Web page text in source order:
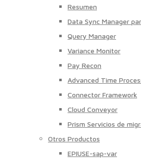
Resumen
Data Sync Manager
Query Manager
Variance Monitor
Pay Recon
Advanced Time
Connector Framework
Cloud Conveyor
Prism Servicios de
Otros Productos
EPIUSE-sap-var